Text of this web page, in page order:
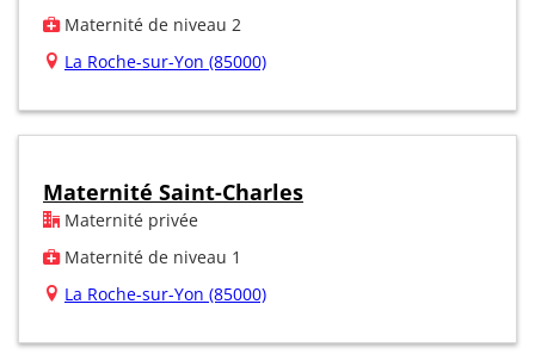
Maternité de niveau 2
La Roche-sur-Yon (85000)
Maternité Saint-Charles
Maternité privée
Maternité de niveau 1
La Roche-sur-Yon (85000)